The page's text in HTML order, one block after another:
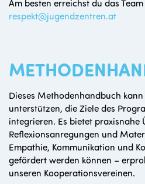
respekt@jugendzentren.at
Dieses Methodenhandbuch
unterstützen, die Ziele des
integrieren. Es bietet praxisnahe
Reflexionsanregungen und
Empathie, Kommunikation und
gefördert werden können –
unseren Kooperationsvereinen.